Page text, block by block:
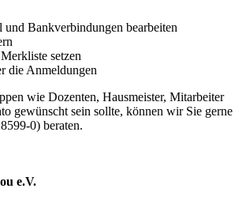
Bankverbindungen bearbeiten
setzen
die Anmeldungen
wie Dozenten, Hausmeister, Mitarbeiter
gewünscht sein sollte, können wir Sie gerne
0) beraten.
e.V.